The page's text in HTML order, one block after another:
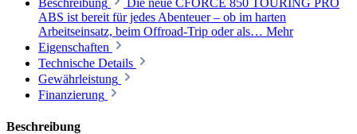
Beschreibung
Die neue CFORCE 850 TOURING PRO
ABS ist bereit für jedes Abenteuer – ob im harten
Arbeitseinsatz, beim Offroad-Trip oder als… Mehr
Eigenschaften
Technische Details
Gewährleistung
Finanzierung
Beschreibung